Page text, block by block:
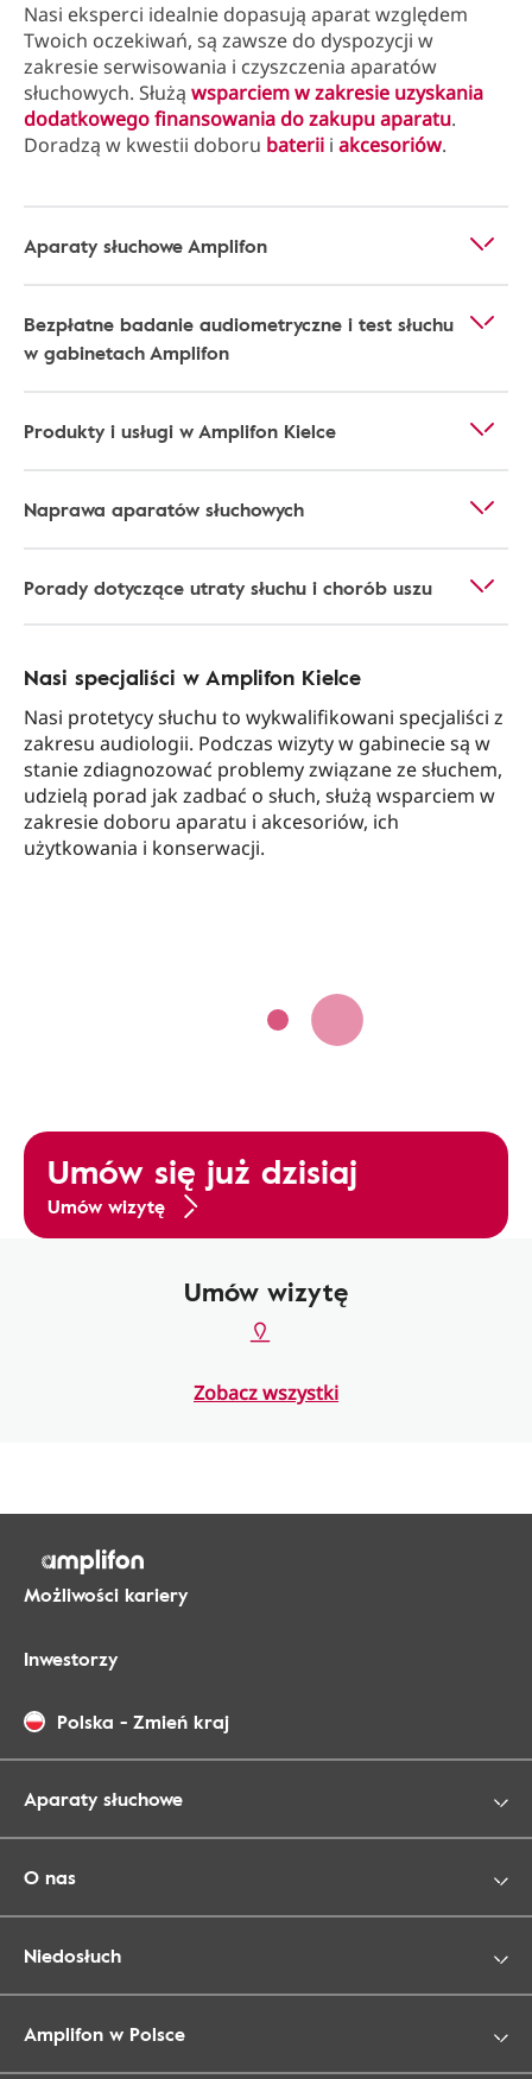
Nasi eksperci idealnie dopasują aparat względem
Twoich oczekiwań, są zawsze do dyspozycji w
zakresie serwisowania i czyszczenia aparatów
słuchowych. Służą wsparciem w zakresie uzyskania
dodatkowego finansowania do zakupu aparatu.
Doradzą w kwestii doboru baterii i akcesoriów.
Aparaty słuchowe Amplifon
Bezpłatne badanie audiometryczne i test słuchu
w gabinetach Amplifon
Produkty i usługi w Amplifon Kielce
Naprawa aparatów słuchowych
Porady dotyczące utraty słuchu i chorób uszu
Nasi specjaliści w Amplifon Kielce
Nasi protetycy słuchu to wykwalifikowani specjaliści z
zakresu audiologii. Podczas wizyty w gabinecie są w
stanie zdiagnozować problemy związane ze słuchem,
udzielą porad jak zadbać o słuch, służą wsparciem w
zakresie doboru aparatu i akcesoriów, ich
użytkowania i konserwacji.
Umów się już dzisiaj
Umów wizytę
Umów wizytę
Zobacz wszystki
Możliwości kariery
Inwestorzy
Polska - Zmień kraj
Aparaty słuchowe
O nas
Niedosłuch
Amplifon w Polsce